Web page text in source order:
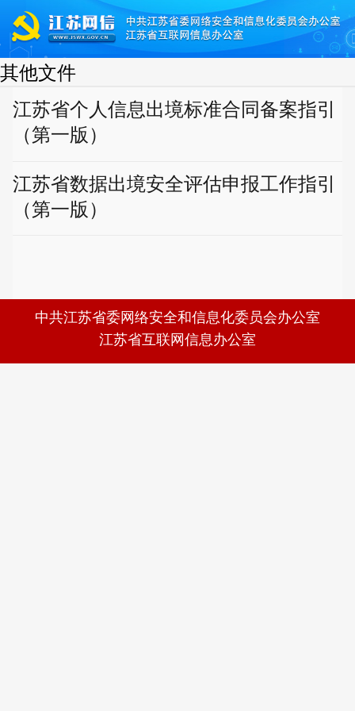
其他文件
江苏省个人信息出境标准合同备案指引
（第一版）
江苏省数据出境安全评估申报工作指引
（第一版）
中共江苏省委网络安全和信息化委员会办公室
江苏省互联网信息办公室